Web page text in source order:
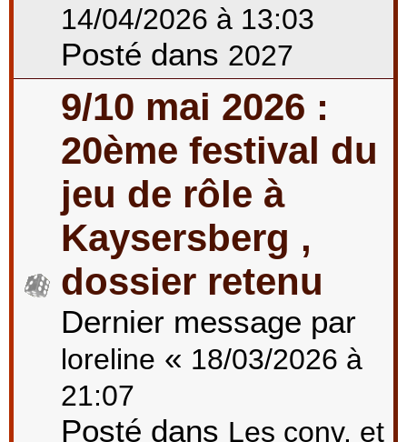
14/04/2026 à 13:03
Posté dans 2027
9/10 mai 2026 :
20ème festival du
jeu de rôle à
Kaysersberg ,
dossier retenu
Dernier message par
loreline « 18/03/2026 à
21:07
Posté dans Les conv. et